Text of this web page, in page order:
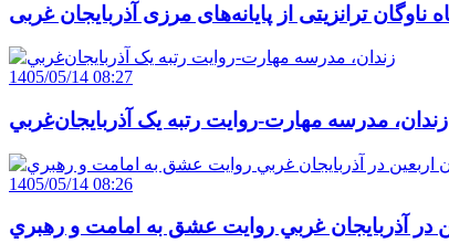
1405/05/14 08:27
زندان، مدرسه مهارت-روايت رتبه يک آذربايجان‌غربي
1405/05/14 08:26
در آذربايجان غربي روايت عشق به امامت و رهبري